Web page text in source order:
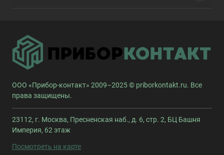
ООО «Прибор-контакт» 2009–2025 © priborkontakt.ru. Все
права защищены.
23112, г. Москва, Пресненская наб., д. 6, стр. 2, БЦ Башня
Империя, 62 этаж
Посмотреть на карте